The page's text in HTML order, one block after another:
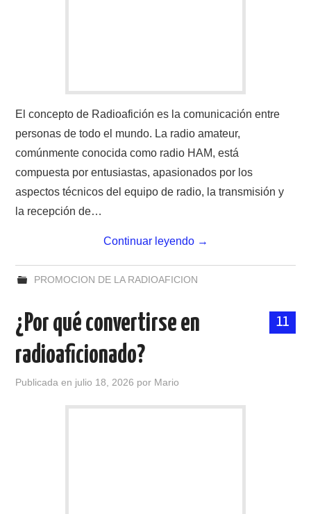
LA PULGA MERCANTE
LITERATURA DE LA RADIO
MIEMBROS ORIGINALES
MODOS DIGITALES
MORSE CW APRENDE Y MAS
NUESTRAS ACTIVIDADES !
PATROCINADORES
PLAN DE BANDAS DE
El concepto de Radioafición es la comunicación entre
personas de todo el mundo. La radio amateur,
comúnmente conocida como radio HAM, está
compuesta por entusiastas, apasionados por los
aspectos técnicos del equipo de radio, la transmisión y
la recepción de…
Continuar leyendo →
PROMOCION DE LA RADIOAFICION
11
¿Por qué convertirse en
radioaficionado?
Publicada en julio 18, 2026 por Mario